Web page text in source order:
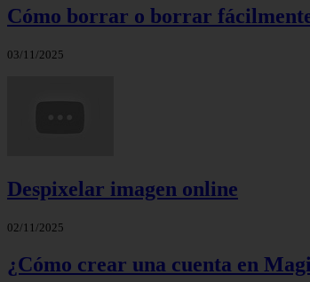
Cómo borrar o borrar
03/11/2025
Despixelar imagen online
02/11/2025
¿Cómo crear una cuenta en